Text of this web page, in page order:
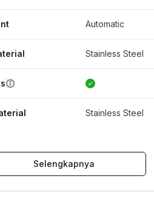
Automatic
Stainless Steel
Stainless Steel
Selengkapnya